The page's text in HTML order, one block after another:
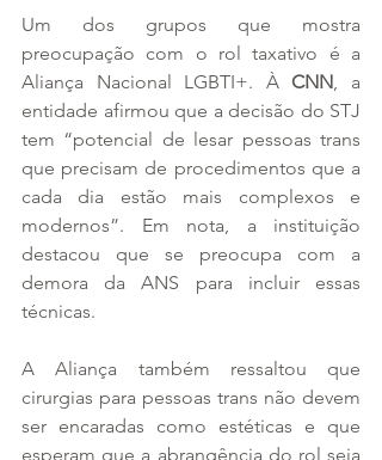
Um dos grupos que mostra
preocupação com o rol taxativo é a
Aliança Nacional LGBTI+. À CNN , a
entidade afirmou que a decisão do STJ
tem “potencial de lesar pessoas trans
que precisam de procedimentos que a
cada dia estão mais complexos e
modernos”. Em nota, a instituição
destacou que se preocupa com a
demora da ANS para incluir essas
técnicas.
A Aliança também ressaltou que
cirurgias para pessoas trans não devem
ser encaradas como estéticas e que
esperam que a abrangência do rol seja